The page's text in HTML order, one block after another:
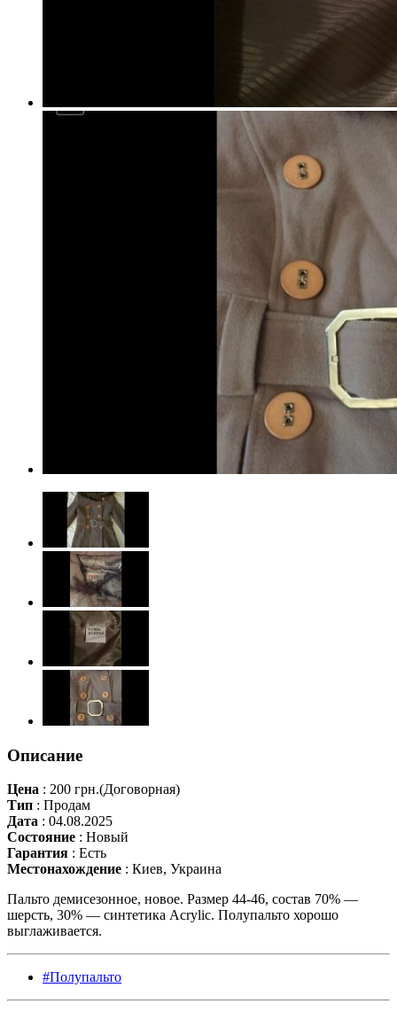
Описание
Цена : 200 грн.(Договорная)
Тип : Продам
Дата : 04.08.2025
Состояние : Новый
Гарантия : Есть
Местонахождение : Киев, Украина
Пальто демисезонное, новое. Размер 44-46, состав 70% —
шерсть, 30% — синтетика Acrylic. Полупальто хорошо
выглаживается.
#Полупальто